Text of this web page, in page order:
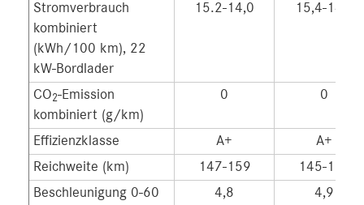
Stromverbrauch
kombiniert
(kWh/100 km), 22
kW-Bordlader
15.2-14,0 15,4-14,2
CO2-Emission
kombiniert (g/km)
0 0
Effizienzklasse A+
A+
Reichweite (km)
147-159
145-157
Beschleunigung 0-60
4,8 4,9